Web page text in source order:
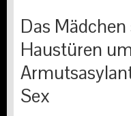
Das
Haustüren
Sex